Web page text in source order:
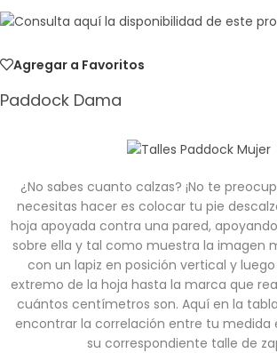
Agregar a Favoritos
Paddock Dama
¿No sabes cuanto calzas? ¡No te
necesitas hacer es colocar tu pie
hoja apoyada contra una pared,
sobre ella y tal como muestra la imagen
con un lapiz en posición vertical y
extremo de la hoja hasta la marca que
cuántos centímetros son. Aquí en la
encontrar la correlación entre tu
su correspondiente talle de